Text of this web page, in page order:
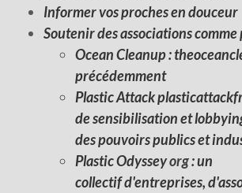
Informer vos proches en douceur
Soutenir des associations comme
Ocean Cleanup :
précédemment
Plastic Attack
de sensibilisation et
des pouvoirs publics et
Plastic Odysseyorg:un
collectif d'entreprises,